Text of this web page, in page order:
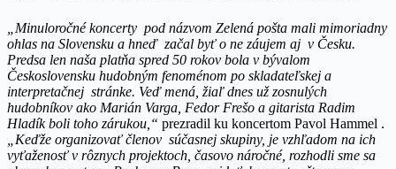
„Minuloročné koncerty pod názvom Zelená pošta mali mimoriadny
ohlas na Slovensku a hneď začal byť o ne záujem aj v Česku.
Predsa len naša platňa spred 50 rokov bola v bývalom
Československu hudobným fenoménom po skladateľskej a
interpretačnej stránke. Veď mená, žiaľ dnes už zosnulých
hudobníkov ako Marián Varga, Fedor Frešo a gitarista Radim
Hladík boli toho zárukou,“ prezradil ku koncertom Pavol Hammel .
„Keďže organizovať členov súčasnej skupiny, je vzhľadom na ich
vyťaženosť v rôznych projektoch, časovo náročné, rozhodli sme sa